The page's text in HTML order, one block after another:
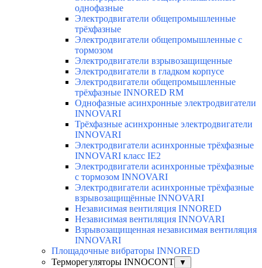
однофазные
Электродвигатели общепромышленные
трёхфазные
Электродвигатели общепромышленные с
тормозом
Электродвигатели взрывозащищенные
Электродвигатели в гладком корпусе
Электродвигатели общепромышленные
трёхфазные INNORED RM
Однофазные асинхронные электродвигатели
INNOVARI
Трёхфазные асинхронные электродвигатели
INNOVARI
Электродвигатели асинхронные трёхфазные
INNOVARI класс IE2
Электродвигатели асинхронные трёхфазные
с тормозом INNOVARI
Электродвигатели асинхронные трёхфазные
взрывозащищённые INNOVARI
Независимая вентиляция INNORED
Независимая вентиляция INNOVARI
Взрывозащищенная независимая вентиляция
INNOVARI
Площадочные вибраторы INNORED
Терморегуляторы INNOCONT
▼